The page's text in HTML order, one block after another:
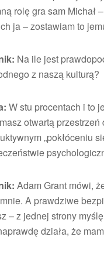
rolę gra sam Michał
ja – zostawiam to
Na ile jest
z naszą kulturą?
W stu procentach i to
otwartą
„pokłóceniu
Adam Grant mówi,
A prawdziwe
– z jednej strony
działa, że